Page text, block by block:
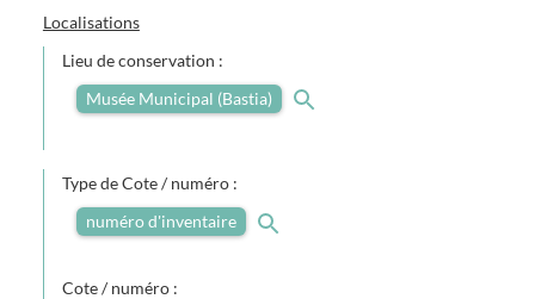
Localisations
Lieu de conservation :
Musée Municipal (Bastia)
Type de Cote / numéro :
numéro d'inventaire
Cote / numéro :